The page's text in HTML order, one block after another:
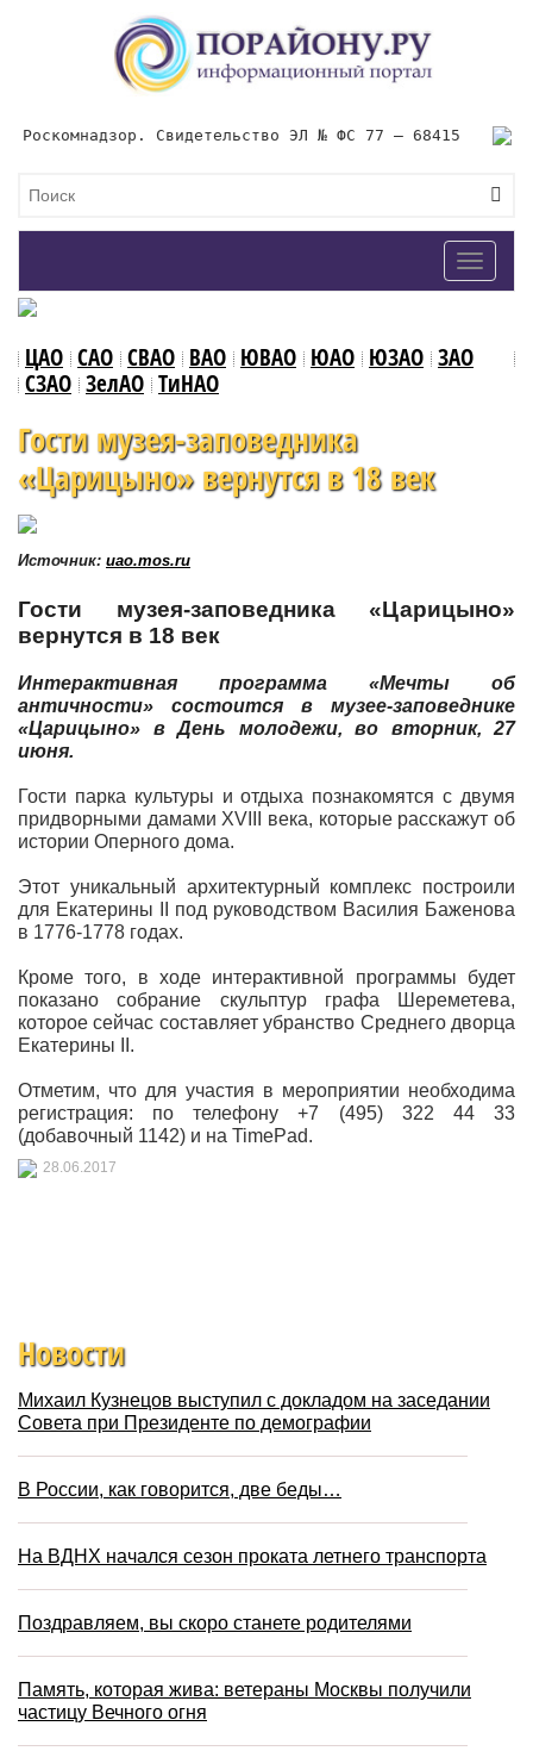
Роскомнадзор. Свидетельство ЭЛ № ФС 77 – 68415
Toggle
ЦАО САО СВАО ВАО ЮВАО ЮАО ЮЗАО ЗАО
СЗАО ЗелАО ТиНАО
Гости музея-заповедника
«Царицыно» вернутся в 18 век
Источник: uao.mos.ru
Гости музея-заповедника «Царицыно»
вернутся в 18 век
Интерактивная программа «Мечты об
античности» состоится в музее-заповеднике
«Царицыно» в День молодежи, во вторник, 27
июня.
Гости парка культуры и отдыха познакомятся с двумя
придворными дамами XVIII века, которые расскажут об
истории Оперного дома.
Этот уникальный архитектурный комплекс построили
для Екатерины II под руководством Василия Баженова
в 1776-1778 годах.
Кроме того, в ходе интерактивной программы будет
показано собрание скульптур графа Шереметева,
которое сейчас составляет убранство Среднего дворца
Екатерины II.
Отметим, что для участия в мероприятии необходима
регистрация: по телефону +7 (495) 322 44 33
(добавочный 1142) и на TimePad.
28.06.2017
Новости
Михаил Кузнецов выступил с докладом на заседании
Совета при Президенте по демографии
В России, как говорится, две беды…
На ВДНХ начался сезон проката летнего транспорта
Поздравляем, вы скоро станете родителями
Память, которая жива: ветераны Москвы получили
частицу Вечного огня